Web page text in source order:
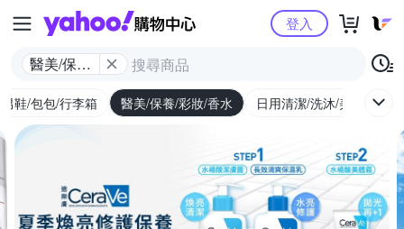
Yahoo購物中心
醫美/保養/
登入
鞋/包包/行李箱 醫美/保養/彩妝/香水 日用清潔/洗沐/美髮